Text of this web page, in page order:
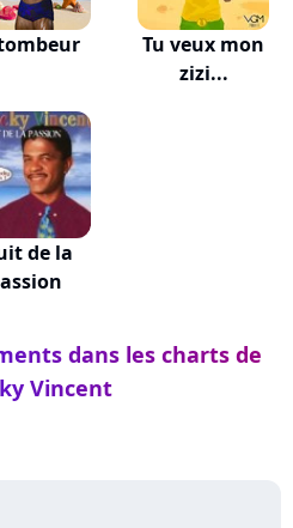
Tu veux mon
zizi...
de la
dans les charts de
Vincent